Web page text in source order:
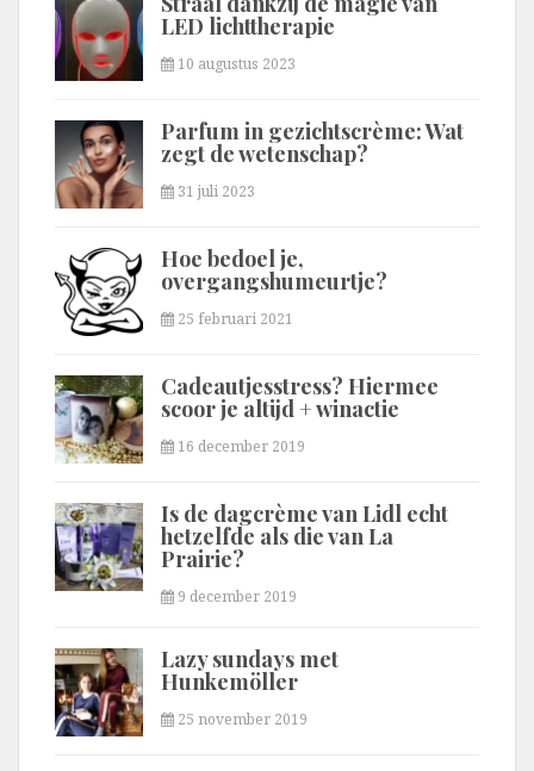
LED lichttherapie
10 augustus 2023
Parfum in gezichtscrème: Wat
zegt de wetenschap?
31 juli 2023
Hoe bedoel je,
overgangshumeurtje?
25 februari 2021
Cadeautjesstress? Hiermee
scoor je altijd + winactie
16 december 2019
Is de dagcrème van Lidl echt
hetzelfde als die van La
Prairie?
9 december 2019
Lazy sundays met
Hunkemöller
25 november 2019